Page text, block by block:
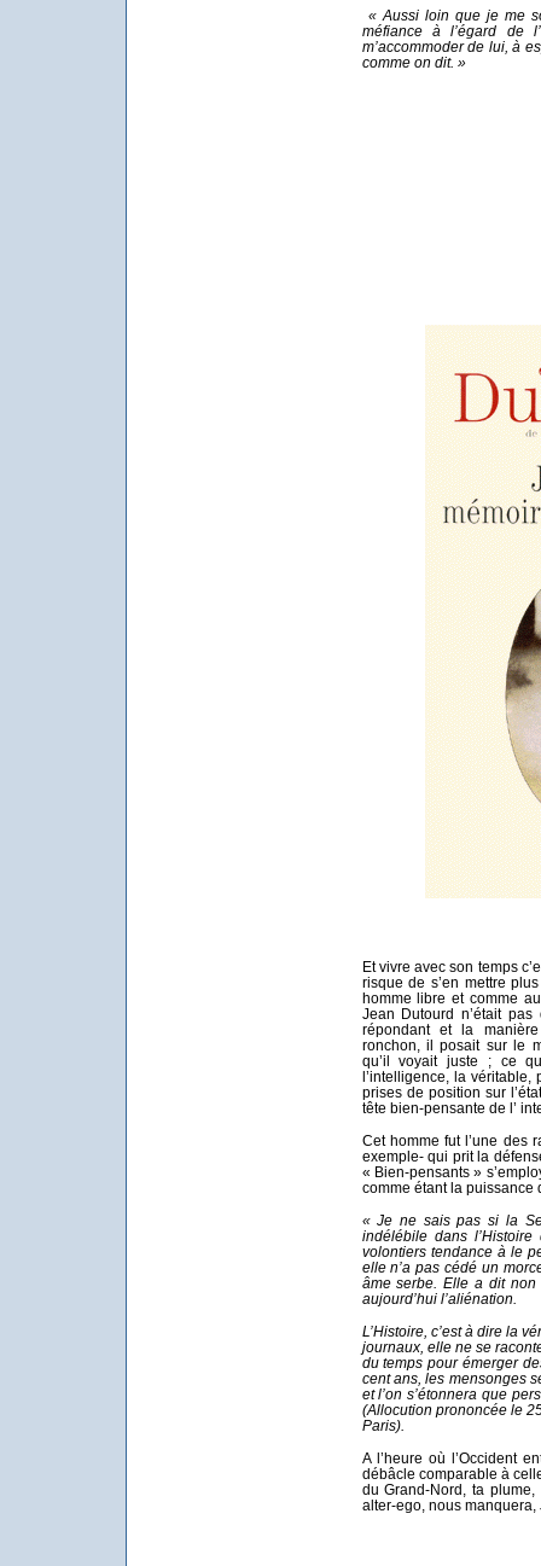
« Aussi loin que je me
méfiance à l’égard de
m’accommoder de lui, à
comme on dit. »
Et vivre avec son temps
risque de s’en mettre
homme libre et comme
Jean Dutourd n’était
répondant et la
ronchon, il posait sur le
qu’il voyait juste ; ce
l’intelligence, la véritable,
prises de position sur
tête bien-pensante de l’
Cet homme fut l’une des
exemple- qui prit la
« Bien-pensants »
comme étant la puissance
« Je ne sais pas si la
indélébile dans
volontiers tendance à le
elle n’a pas cédé un
âme serbe. Elle a dit non
aujourd’hui l’aliénation.
L’Histoire, c’est à dire la
journaux, elle ne se
du temps pour émerger
cent ans, les mensonges
et l’on s’étonnera que
(Allocution prononcée le
Paris).
A l’heure où l’Occident
débâcle comparable à
du Grand-Nord, ta
alter-ego, nous